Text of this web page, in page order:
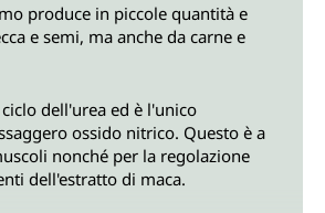
produce in piccole quantità e
e semi, ma anche da carne e
dell'urea ed è l'unico
ossido nitrico. Questo è a
nonché per la regolazione
dell'estratto di maca.